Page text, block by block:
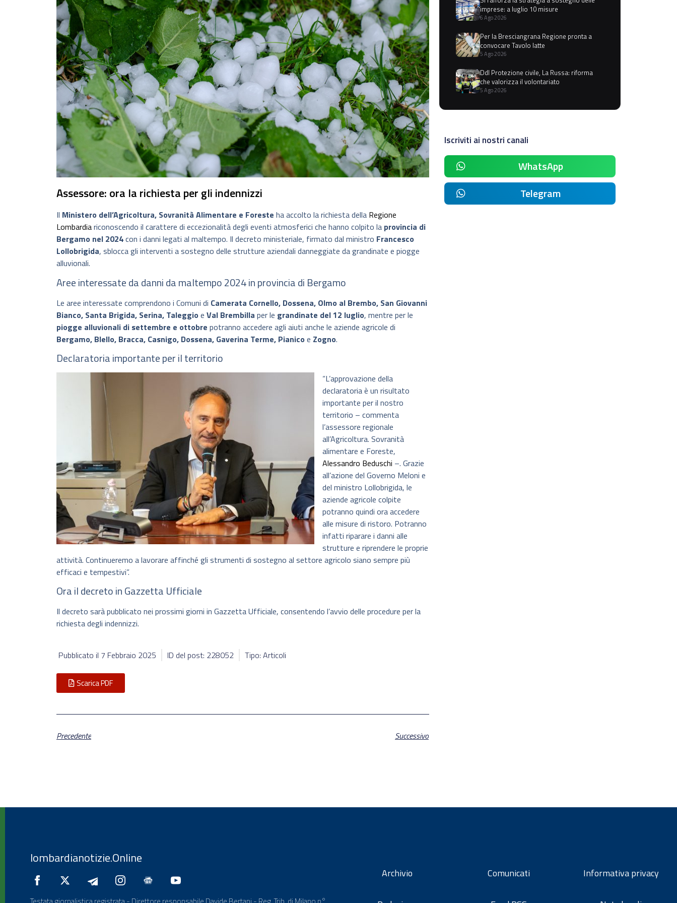
Assessore: ora la richiesta per gli indennizzi
Il Ministero dell’Agricoltura, Sovranità Alimentare e Foreste ha accolto la richiesta della Regione
Lombardiariconoscendo il carattere di eccezionalità degli eventi atmosferici che hanno colpito la provincia di
Bergamo nel 2024con i danni legati al maltempo. Il decreto ministeriale, firmato dal ministro Francesco
Lollobrigida, sblocca gli interventi a sostegno delle strutture aziendali danneggiate da grandinate e piogge
alluvionali.
Aree interessate da danni da maltempo 2024 in provincia di Bergamo
Le aree interessate comprendono i Comuni di Camerata Cornello, Dossena, Olmo al Brembo, San Giovanni
Bianco, Santa Brigida, Serina, Taleggio e Val Brembilla per le grandinate del 12 luglio, mentre per le
piogge alluvionali di settembre e ottobre potranno accedere agli aiuti anche le aziende agricole di
Bergamo, Blello, Bracca, Casnigo, Dossena, Gaverina Terme, Pianico e Zogno.
Declaratoria importante per il territorio
“L’approvazione della
declaratoria è un risultato
importante per il nostro
territorio – commenta
l’assessore regionale
all’Agricoltura. Sovranità
alimentare e Foreste,
Alessandro Beduschi –. Grazie
all’azione del Governo Meloni e
del ministro Lollobrigida, le
aziende agricole colpite
potranno quindi ora accedere
alle misure di ristoro. Potranno
infatti riparare i danni alle
strutture e riprendere le proprie
attività. Continueremo a lavorare affinché gli strumenti di sostegno al settore agricolo siano sempre più
efficaci e tempestivi”.
Ora il decreto in Gazzetta Ufficiale
Il decreto sarà pubblicato nei prossimi giorni in Gazzetta Ufficiale, consentendo l’avvio delle procedure per la
richiesta degli indennizzi.
Pubblicato il 7 Febbraio 2025 ID del post: 228052 Tipo: Articoli
Scarica PDF
Precedente Successivo
imprese: a luglio 10 misure
6 Ago 2026
Per la Bresciangrana Regione pronta a
convocare Tavolo latte
5 Ago 2026
Ddl Protezione civile, La Russa: riforma
che valorizza il volontariato
5 Ago 2026
Iscriviti ai nostri canali
WhatsApp
Telegram
lombardianotizie.Online
Archivio Comunicati Informativa privacy